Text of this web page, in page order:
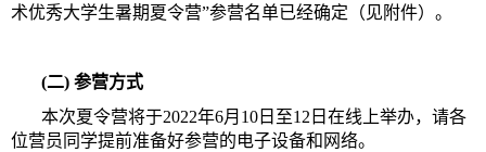
术优秀大学生暑期夏令营”参营名单已经确定（见附件）。
(二) 参营方式
本次夏令营将于2022年6月10日至12日在线上举办，请各
位营员同学提前准备好参营的电子设备和网络。